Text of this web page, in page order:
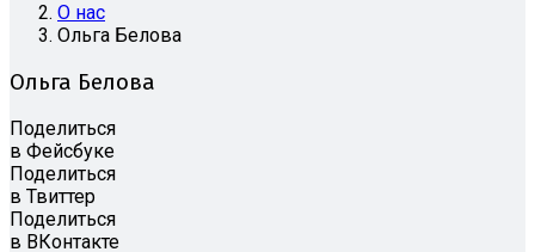
О нас
Ольга Белова
Ольга Белова
Поделиться
в Фейсбуке
Поделиться
в Твиттер
Поделиться
в ВКонтакте